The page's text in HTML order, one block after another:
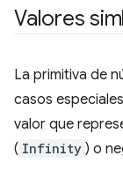
Valores
La primitiva de
casos
valor que
( Infinity ) o